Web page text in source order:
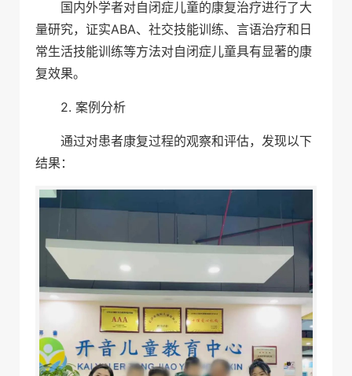
国内外学者对自闭症儿童的康复治疗进行了大
量研究，证实ABA、社交技能训练、言语治疗和日
常生活技能训练等方法对自闭症儿童具有显著的康
复效果。
2. 案例分析
通过对患者康复过程的观察和评估，发现以下
结果：